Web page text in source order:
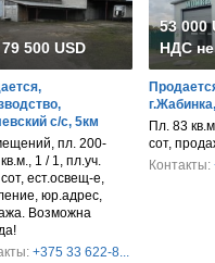
500 USD
с/с, 5км
пл. 200-
1 / 1, пл.уч.
ест.освещ-е,
юр.адрес,
Возможна
+375 33 622-8...
53 000
НДС
Пл. 83
сот,
Контакты: